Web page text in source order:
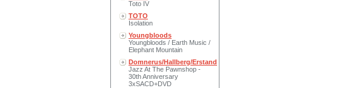
Toto IV
TOTO
Isolation
Youngbloods
Youngbloods / Earth Music /
Elephant Mountain
Domnerus/Hallberg/Erstand
Jazz At The Pawnshop -
30th Anniversary
3xSACD+DVD